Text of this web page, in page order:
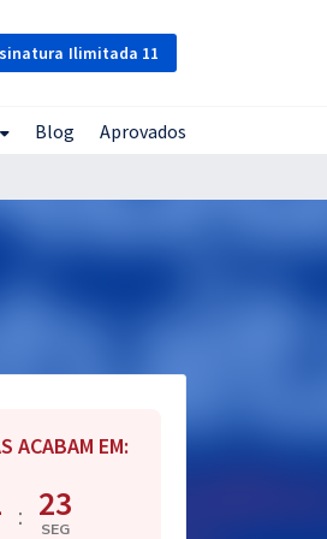
Ilimitada 11
Blog Aprovados
ACABAM EM:
: 22
SEG